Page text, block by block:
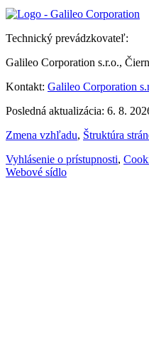
Technický prevádzkovateľ:
Galileo Corporation s.r.o.,
Kontakt: Galileo Corporation
Posledná aktualizácia: 6. 8.
Zmena vzhľadu, Štruktúra
Vyhlásenie o prístupnosti,
Webové sídlo